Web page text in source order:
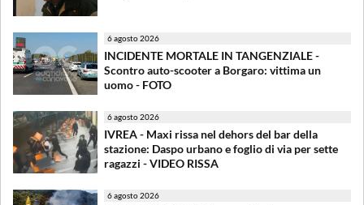
6 agosto 2026
INCIDENTE MORTALE IN TANGENZIALE -
Scontro auto-scooter a Borgaro: vittima un
uomo - FOTO
6 agosto 2026
IVREA - Maxi rissa nel dehors del bar della
stazione: Daspo urbano e foglio di via per sette
ragazzi - VIDEO RISSA
6 agosto 2026